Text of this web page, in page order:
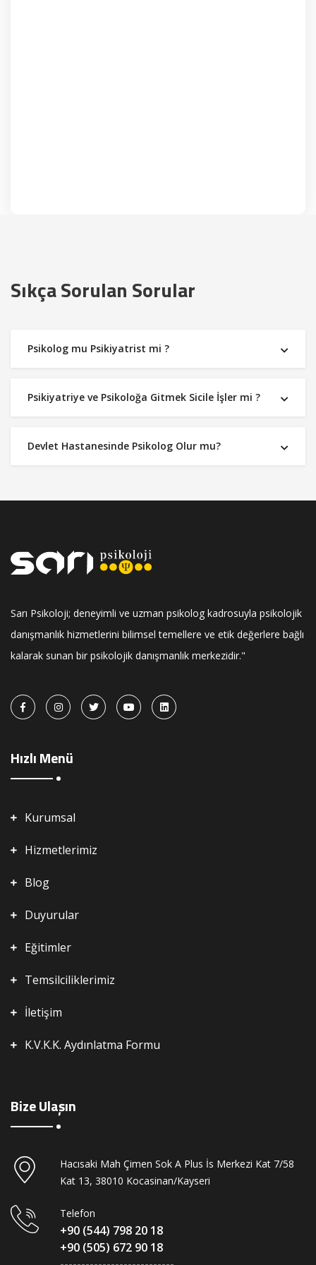
Sıkça Sorulan Sorular
Psikolog mu Psikiyatrist mi ?
Psikiyatriye ve Psikoloğa Gitmek Sicile İşler mi ?
Devlet Hastanesinde Psikolog Olur mu?
Sarı Psikoloji; deneyimli ve uzman psikolog kadrosuyla psikolojik
danışmanlık hizmetlerini bilimsel temellere ve etik değerlere bağlı
kalarak sunan bir psikolojik danışmanlık merkezidir."
Hızlı Menü
Kurumsal
Hizmetlerimiz
Blog
Duyurular
Eğitimler
Temsilciliklerimiz
İletişim
K.V.K.K. Aydınlatma Formu
Bize Ulaşın
Hacısaki Mah Çimen Sok A Plus İs Merkezi Kat 7/58
Kat 13, 38010 Kocasinan/Kayseri
Telefon
+90 (544) 798 20 18
+90 (505) 672 90 18